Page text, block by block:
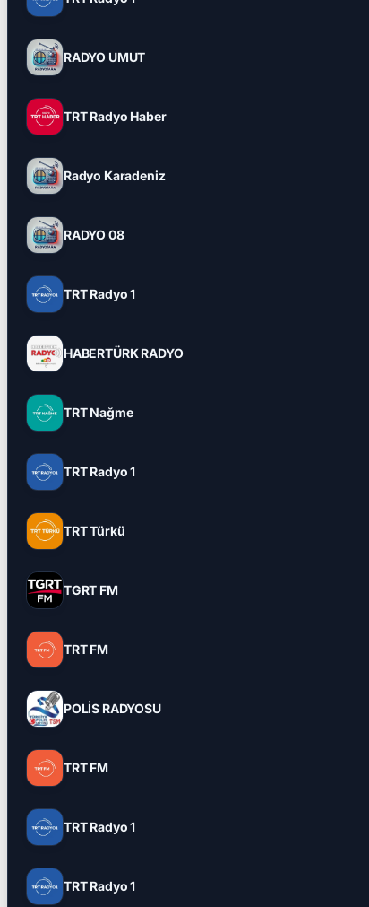
RADYO UMUT
TRT Radyo Haber
Radyo Karadeniz
RADYO 08
TRT Radyo 1
HABERTÜRK RADYO
TRT Nağme
TRT Radyo 1
TRT Türkü
TGRT FM
TRT FM
POLİS RADYOSU
TRT FM
TRT Radyo 1
TRT Radyo 1